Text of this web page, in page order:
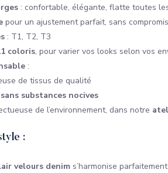
: confortable, élégante, flatte toutes
pour un ajustement parfait, sans
: T1, T2, T3
coloris, pour varier vos looks selon vos
:
de tissus de qualité
substances nocives
de l’environnement, dans notre
:
velours denim s’harmonise